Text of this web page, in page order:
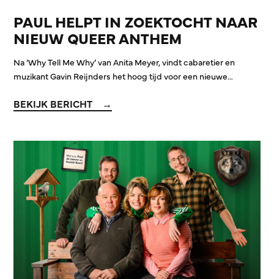
PAUL HELPT IN ZOEKTOCHT NAAR
NIEUW QUEER ANTHEM
Na ‘Why Tell Me Why’ van Anita Meyer, vindt cabaretier en
muzikant Gavin Reijnders het hoog tijd voor een nieuwe…
BEKIJK BERICHT